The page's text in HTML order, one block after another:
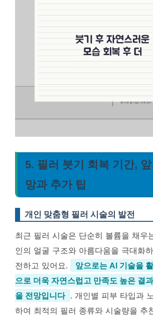
5. 필러 붓기 회복 기간,
망과 추가 팁
개인 맞춤형 필러 시술의 발전
최근 필러 시술은 단순히 볼륨을 채우
인의 얼굴 구조와 아름다움을 극대화
전하고 있어요.
앞으로는 AI 기술을
으로 더욱 자연스럽고 만족도 높은 결
을 전망입니다 . 개인별 피부 타입과
하여 최적의 필러 종류와 시술량을 추